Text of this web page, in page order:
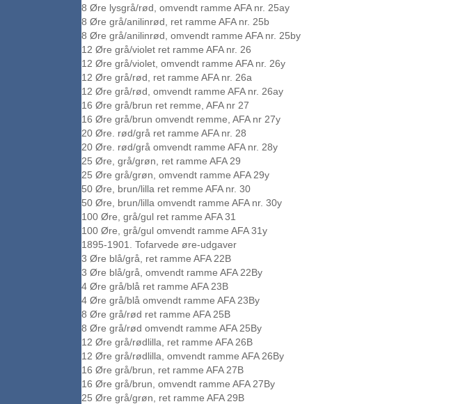
8 Øre lysgrå/rød, omvendt ramme AFA nr. 25ay
8 Øre grå/anilinrød, ret ramme AFA nr. 25b
8 Øre grå/anilinrød, omvendt ramme AFA nr. 25by
12 Øre grå/violet ret ramme AFA nr. 26
12 Øre grå/violet, omvendt ramme AFA nr. 26y
12 Øre grå/rød, ret ramme AFA nr. 26a
12 Øre grå/rød, omvendt ramme AFA nr. 26ay
16 Øre grå/brun ret remme, AFA nr 27
16 Øre grå/brun omvendt remme, AFA nr 27y
20 Øre. rød/grå ret ramme AFA nr. 28
20 Øre. rød/grå omvendt ramme AFA nr. 28y
25 Øre, grå/grøn, ret ramme AFA 29
25 Øre grå/grøn, omvendt ramme AFA 29y
50 Øre, brun/lilla ret remme AFA nr. 30
50 Øre, brun/lilla omvendt ramme AFA nr. 30y
100 Øre, grå/gul ret ramme AFA 31
100 Øre, grå/gul omvendt ramme AFA 31y
1895-1901. Tofarvede øre-udgaver
3 Øre blå/grå, ret ramme AFA 22B
3 Øre blå/grå, omvendt ramme AFA 22By
4 Øre grå/blå ret ramme AFA 23B
4 Øre grå/blå omvendt ramme AFA 23By
8 Øre grå/rød ret ramme AFA 25B
8 Øre grå/rød omvendt ramme AFA 25By
12 Øre grå/rødlilla, ret ramme AFA 26B
12 Øre grå/rødlilla, omvendt ramme AFA 26By
16 Øre grå/brun, ret ramme AFA 27B
16 Øre grå/brun, omvendt ramme AFA 27By
25 Øre grå/grøn, ret ramme AFA 29B